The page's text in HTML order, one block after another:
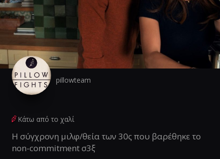
pillowteam
Κάτω από το χαλί
Η σύγχρονη μιλφ/θεία των 30ς που βαρέθηκε το
non-commitment σ3ξ